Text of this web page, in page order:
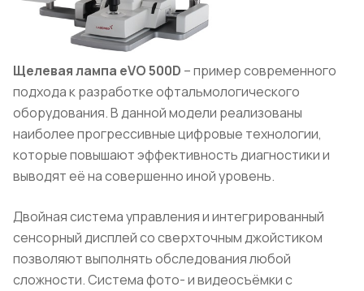
Щелевая лампа eVO 500D – пример современного
подхода к разработке офтальмологического
оборудования. В данной модели реализованы
наиболее прогрессивные цифровые технологии,
которые повышают эффективность диагностики и
выводят её на совершенно иной уровень.
Двойная система управления и интегрированный
сенсорный дисплей со сверхточным джойстиком
позволяют выполнять обследования любой
сложности. Система фото- и видеосъёмки с